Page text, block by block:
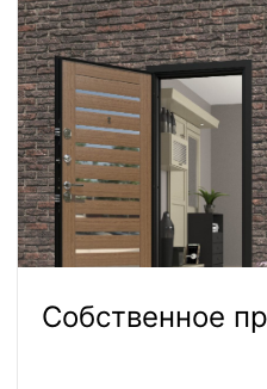
Собственное